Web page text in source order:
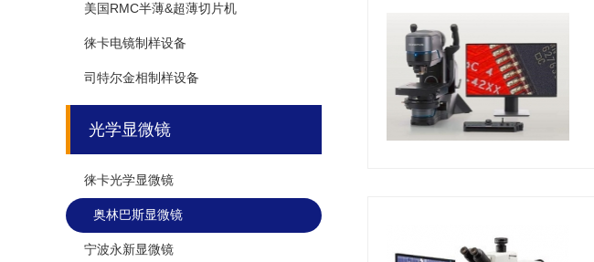
美国RMC半薄&超薄切片机
徕卡电镜制样设备
司特尔金相制样设备
光学显微镜
徕卡光学显微镜
奥林巴斯显微镜
宁波永新显微镜